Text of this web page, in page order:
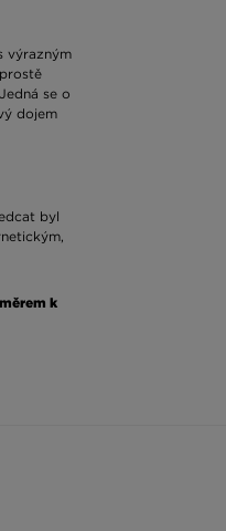
výrazným
se o
dojem
byl
k